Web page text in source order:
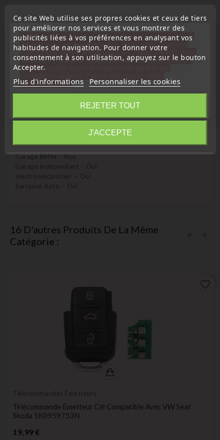
51218374929, 66126955750, 66126955747,
51218372844, LX8FZV
Qui peux programmer cet émetteur ?
électromécanicien – Oui
Serrurier Auto – Oui
Qui peux programmer le transpondeur pour le démarrage ?
Garage BMW – Non
Garage indépendant – Oui
électromécanicien – Oui
Serrurier Auto – Oui
16 D'autres Produits De La Même
Catégorie :
Télécommandes Émetteurs
Télécommande Émetteur Clé Compatible Avec VW Seat
Skoda 1K0959753N
19,99 €
Ce site Web utilise ses propres cookies et ceux de tiers
pour améliorer nos services et vous montrer des
publicités liées à vos préférences en analysant vos
habitudes de navigation. Pour donner votre
consentement à son utilisation, appuyez sur le bouton
Accepter.
Plus d'informations Personnaliser les cookies
REJETER TOUT
J'ACCEPTE
« Attention, notre société sera fermée pour congés du
10 aout au 1 septembre inclus. Pour cette raison les
commandes sont traitées jusqu'au 7 aout 14H00. Pour
le service réparation nous devons réceptionner votre
télécommande avant le 6 aout pour qu'elle soit
compréhension»
Fermer
Information